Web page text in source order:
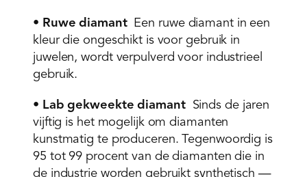
• Ruwe diamantEen ruwe diamant in een
kleur die ongeschikt is voor gebruik in
juwelen, wordt verpulverd voor industrieel
gebruik.
• Lab gekweekte diamantSinds de jaren
vijftig is het mogelijk om diamanten
kunstmatig te produceren. Tegenwoordig is
95 tot 99 procent van de diamanten die in
de industrie worden gebruikt synthetisch —